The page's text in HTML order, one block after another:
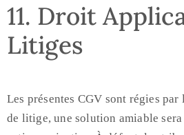
11. Droit
Litiges
Les présentes CGV sont régies
de litige, une solution amiable